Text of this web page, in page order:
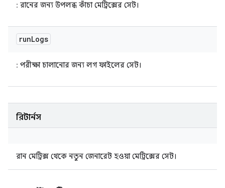
: রানের জন্য উপলব্ধ কাঁচা মেট্রিক্সের সেট।
runLogs
: পরীক্ষা চালানোর জন্য লগ ফাইলের সেট।
রিটার্নস
রান মেট্রিক্স থেকে নতুন জেনারেট হওয়া মেট্রিক্সের সেট।